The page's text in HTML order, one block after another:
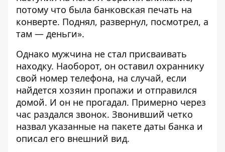
потому что была банковская печать на
конверте. Поднял, развернул, посмотрел, а
там — деньги».
Однако мужчина не стал присваивать
находку. Наоборот, он оставил охраннику
свой номер телефона, на случай, если
найдется хозяин пропажи и отправился
домой. И он не прогадал. Примерно через
час раздался звонок. Звонивший четко
назвал указанные на пакете даты банка и
описал его внешний вид.